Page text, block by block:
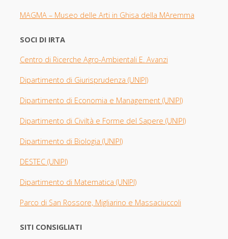
MAGMA – Museo delle Arti in Ghisa della MAremma
SOCI DI IRTA
Centro di Ricerche Agro-Ambientali E. Avanzi
Dipartimento di Giurisprudenza (UNIPI​)
Dipartimento di Economia e Management (UNIPI)
Dipartimento di Civiltà e Forme del Sapere (UNIPI)
Dipartimento di Biologia (UNIPI)
DESTEC (UNIPI)
Dipartimento di Matematica (UNIPI)
Parco di San Rossore, Migliarino e Massaciuccoli
SITI CONSIGLIATI